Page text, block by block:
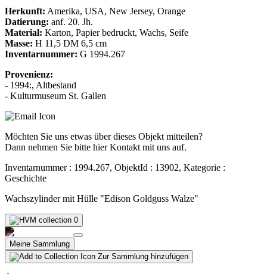
Herkunft: Amerika, USA, New Jersey, Orange
Datierung: anf. 20. Jh.
Material: Karton, Papier bedruckt, Wachs, Seife
Masse: H 11,5 DM 6,5 cm
Inventarnummer: G 1994.267
Provenienz:
- 1994:, Altbestand
- Kulturmuseum St. Gallen
Möchten Sie uns etwas über dieses Objekt mitteilen?
Dann nehmen Sie bitte hier Kontakt mit uns auf.
Inventarnummer : 1994.267, ObjektId : 13902, Kategorie :
Geschichte
Wachszylinder mit Hülle "Edison Goldguss Walze"
0
Meine Sammlung
Zur Sammlung hinzufügen